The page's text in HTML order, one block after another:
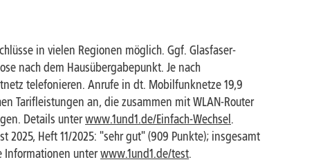
in vielen Regionen möglich. Ggf. Glasfaser-
nach dem Hausübergabepunkt. Je nach
telefonieren. Anrufe in dt. Mobilfunknetze 19,9
Tarifleistungen an, die zusammen mit WLAN-Router
Details unterwww.1und1.de/Einfach-Wechsel .
Heft 11/2025: "sehr gut" (909 Punkte); insgesamt
Informationen unterwww.1und1.de/test.